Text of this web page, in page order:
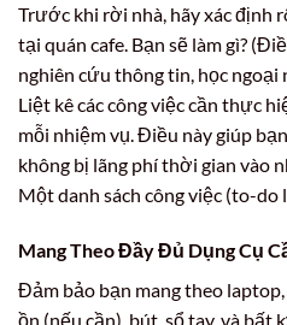
Trước khi rời nhà, hãy xác định
tại quán cafe. Bạn sẽ làm gì?
nghiên cứu thông tin, học ngoại
Liệt kê các công việc cần thực
mỗi nhiệm vụ. Điều này giúp
không bị lãng phí thời gian vào
Một danh sách công việc (to-do
Mang Theo Đầy Đủ Dụng Cụ
Đảm bảo bạn mang theo
ồn (nếu cần), bút, sổ tay, và bất